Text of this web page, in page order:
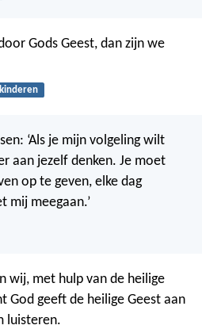
Gods Geest, dan zijn we
kinderen
‘Als je mijn volgeling wilt
aan jezelf denken. Je moet
op te geven, elke dag
mij meegaan.’
wij, met hulp van de heilige
God geeft de heilige Geest aan
luisteren.